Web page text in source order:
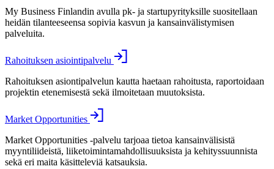
My Business Finlandin avulla pk- ja startupyrityksille suositellaan
heidän tilanteeseensa sopivia kasvun ja kansainvälistymisen
palveluita.
Rahoituksen asiointipalvelu
Rahoituksen asiontipalvelun kautta haetaan rahoitusta, raportoidaan
projektin etenemisestä sekä ilmoitetaan muutoksista.
Market Opportunities
Market Opportunities -palvelu tarjoaa tietoa kansainvälisistä
myyntiliideistä, liiketoimintamahdollisuuksista ja kehityssuunnista
sekä eri maita käsitteleviä katsauksia.